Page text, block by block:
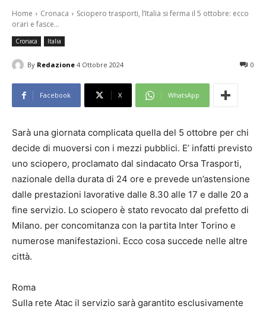
Home Cronaca
Sciopero trasporti, l’Italia si ferma il 5 ottobre: ecco
orari e fasce...
Cronaca Italia
By Redazione 4 Ottobre 2024 0
Facebook X WhatsApp
Sarà una giornata complicata quella del 5 ottobre per chi
decide di muoversi con i mezzi pubblici. E’ infatti previsto
uno sciopero, proclamato dal sindacato Orsa Trasporti,
nazionale della durata di 24 ore e prevede un’astensione
dalle prestazioni lavorative dalle 8.30 alle 17 e dalle 20 a
fine servizio. Lo sciopero è stato revocato dal prefetto di
Milano. per concomitanza con la partita Inter Torino e
numerose manifestazioni. Ecco cosa succede nelle altre
città.
Roma
Sulla rete Atac il servizio sarà garantito esclusivamente